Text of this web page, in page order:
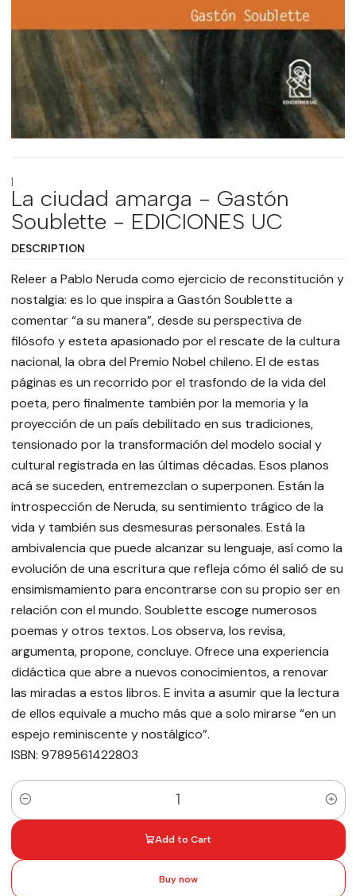
|
La ciudad amarga - Gastón
Soublette - EDICIONES UC
DESCRIPTION
Releer a Pablo Neruda como ejercicio de reconstitución y
nostalgia: es lo que inspira a Gastón Soublette a
comentar “a su manera”, desde su perspectiva de
filósofo y esteta apasionado por el rescate de la cultura
nacional, la obra del Premio Nobel chileno. El de estas
páginas es un recorrido por el trasfondo de la vida del
poeta, pero finalmente también por la memoria y la
proyección de un país debilitado en sus tradiciones,
tensionado por la transformación del modelo social y
cultural registrada en las últimas décadas. Esos planos
acá se suceden, entremezclan o superponen. Están la
introspección de Neruda, su sentimiento trágico de la
vida y también sus desmesuras personales. Está la
ambivalencia que puede alcanzar su lenguaje, así como la
evolución de una escritura que refleja cómo él salió de su
ensimismamiento para encontrarse con su propio ser en
relación con el mundo. Soublette escoge numerosos
poemas y otros textos. Los observa, los revisa,
argumenta, propone, concluye. Ofrece una experiencia
didáctica que abre a nuevos conocimientos, a renovar
las miradas a estos libros. E invita a asumir que la lectura
de ellos equivale a mucho más que a solo mirarse “en un
espejo reminiscente y nostálgico”.
ISBN: 9789561422803
Quantity
Add to Cart
Buy now